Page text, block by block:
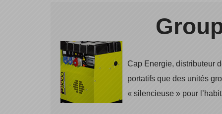
Cap Energie, distributeur
portatifs que des unités
« silencieuse » pour